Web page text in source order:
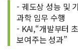
- 궤도상 성능 및
과학 임무 수행
- KAI,“개발부터
보여주는 성과”